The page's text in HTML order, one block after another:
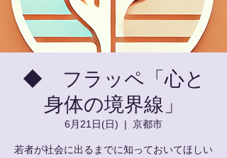
◆ フラッペ「心と
身体の境界線」
6月21日(日)
  |
京都市
若者が社会に出るまでに知っておいてほしい